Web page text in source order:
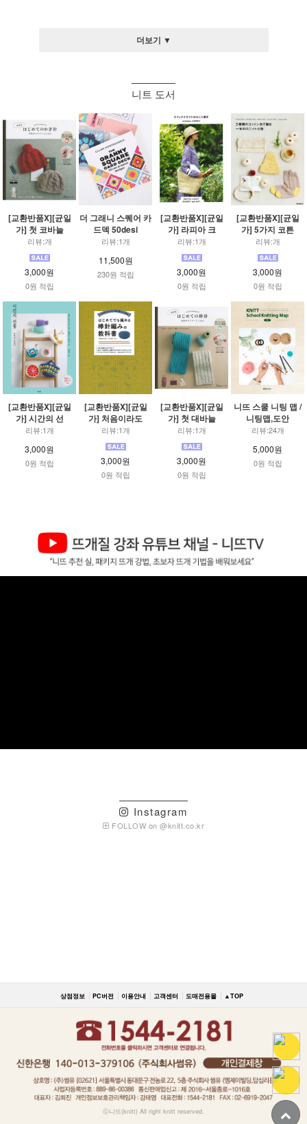
더보기 ▼
니트 도서
[교환반품X][균일
가] 첫 코바늘
리뷰:개
3,000원
0원 적립
더 그래니 스퀘어 카
드덱 50desi
리뷰:1개
11,500원
230원 적립
[교환반품X][균일
가] 라피아 크
리뷰:1개
3,000원
0원 적립
[교환반품X][균일
가] 5가지 코튼
리뷰:개
3,000원
0원 적립
[교환반품X][균일
가] 시간의 선
리뷰:1개
3,000원
0원 적립
[교환반품X][균일
가] 처음이라도
리뷰:1개
3,000원
0원 적립
[교환반품X][균일
가] 첫 대바늘
리뷰:1개
3,000원
0원 적립
니뜨 스쿨 니팅 맵 /
니팅맵,도안
리뷰:24개
5,000원
0원 적립
Instagram
FOLLOW on @knitt.co.kr
상점정보 PC버전 이용안내 고객센터 도매전용몰 ▲TOP
ⓒ니뜨(knitt) All right knitt reserved.